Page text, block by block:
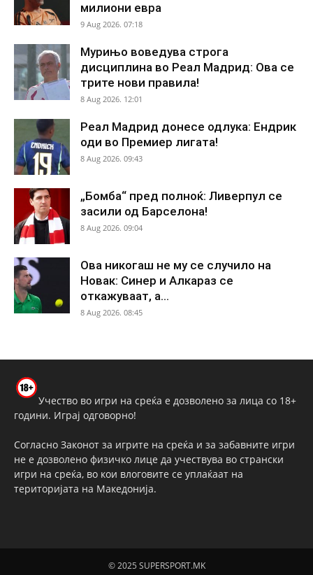
милиони евра
9 Aug 2026. 07:18
Мурињо воведува строга
дисциплина во Реал Мадрид: Ова се
трите нови правила!
8 Aug 2026. 12:01
Реал Мадрид донесе одлука: Ендрик
оди во Премиер лигата!
8 Aug 2026. 09:43
„Бомба“ пред полноќ: Ливерпул се
засили од Барселона!
8 Aug 2026. 09:04
Ова никогаш не му се случило на
Новак: Синер и Алкараз се
откажуваат, а...
8 Aug 2026. 08:45
Учество во игри на среќа е дозволено за лица со 18+
години. Играј одговорно!
Согласно Законот за игрите на среќа и за забавните игри
не е дозволено физичко лице да учествува во странски
игри на среќа, во кои влоговите се уплаќаат на
територијата на Македонија.
© 2025 SUPERSPORT.MK